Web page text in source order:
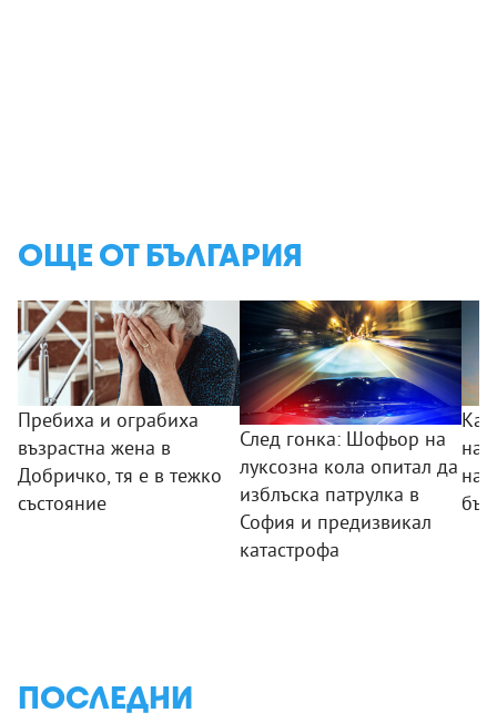
ОЩЕ ОТ БЪЛГАРИЯ
Пребиха и ограбиха
възрастна жена в
Добричко, тя е в тежко
състояние
След гонка: Шофьор на
луксозна кола опитал да
изблъска патрулка в
София и предизвикал
катастрофа
на
ПОСЛЕДНИ